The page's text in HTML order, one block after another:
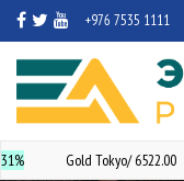
+976 7535 1111
Gold Tokyo/ 6522.00